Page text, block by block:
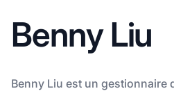
Benny Liu
Benny Liu est un gestionnaire